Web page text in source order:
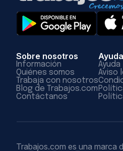
Sobre nosotros
Información
Quiénes somos
Trabaja con nosotros
Blog de Trabajos.com
Contáctanos
Ayuda
Ayuda
Aviso
Trabajos.com es una marca